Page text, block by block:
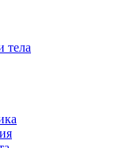
тела